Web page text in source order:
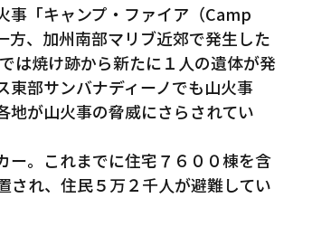
San Fransico Trending
事「キャンプ・ファイア（Camp
、加州南部マリブ近郊で発生した
は焼け跡から新たに１人の遺体が発
東部サンバナディーノでも山火事
地が山火事の脅威にさらされてい
。これまでに住宅７６００棟を含
され、住民５万２千人が避難してい